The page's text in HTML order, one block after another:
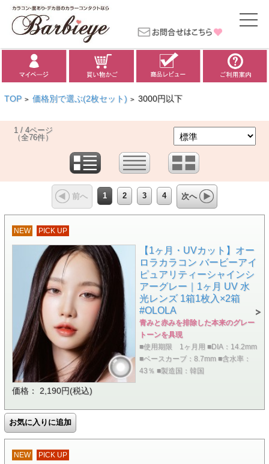
TOP > 価格別で選ぶ(2枚セット) > 3000円以下
1 / 4ページ
（全76件）
前へ 1 2 3 4 次へ
NEW PICK UP
【1ヶ月・UVカット】オー
ロラカラコン バービーアイ
ピュアリティーシャインシ
アーグレー｜1ヶ月 UV 水
光レンズ 1箱1枚入×2箱
#OLOLA
青みと赤みを排除した本来のグレー
トーンを具現
■使用期限 1ヶ月用 ■DIA：14.2mm
■ベースカーブ：8.7mm ■含水率：
43％ ■製造国：韓国
価格： 2,190円(税込)
NEW PICK UP